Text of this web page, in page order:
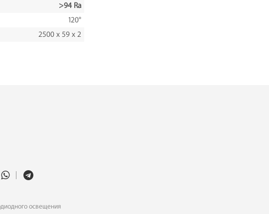
>94 Ra
120°
2500 x 59 x 2
освещения